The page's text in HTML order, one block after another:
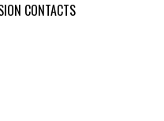
CONTACTS